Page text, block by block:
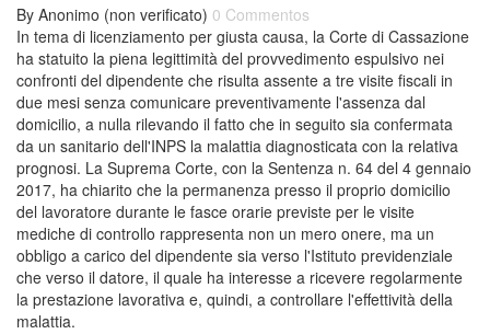
By Anonimo (non verificato) 0 Commentos
In tema di licenziamento per giusta causa, la Corte di Cassazione
ha statuito la piena legittimità del provvedimento espulsivo nei
confronti del dipendente che risulta assente a tre visite fiscali in
due mesi senza comunicare preventivamente l'assenza dal
domicilio, a nulla rilevando il fatto che in seguito sia confermata
da un sanitario dell'INPS la malattia diagnosticata con la relativa
prognosi. La Suprema Corte, con la Sentenza n. 64 del 4 gennaio
2017, ha chiarito che la permanenza presso il proprio domicilio
del lavoratore durante le fasce orarie previste per le visite
mediche di controllo rappresenta non un mero onere, ma un
obbligo a carico del dipendente sia verso l'Istituto previdenziale
che verso il datore, il quale ha interesse a ricevere regolarmente
la prestazione lavorativa e, quindi, a controllare l'effettività della
malattia.